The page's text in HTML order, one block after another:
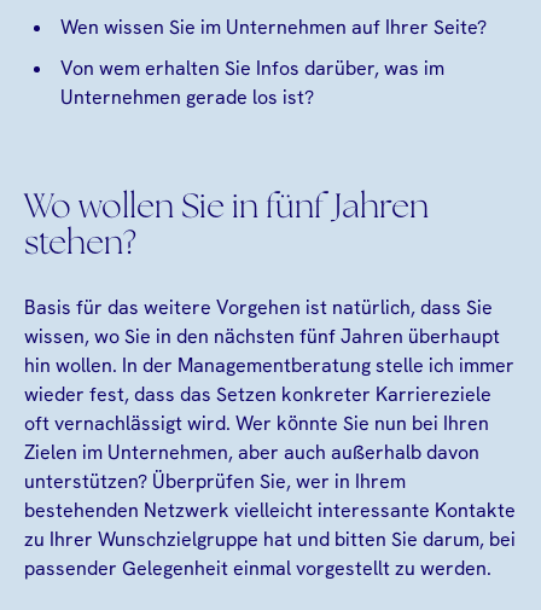
Wen wissen Sie im Unternehmen auf Ihrer Seite?
Von wem erhalten Sie Infos darüber, was im
Unternehmen gerade los ist?
Wo wollen Sie in fünf Jahren
stehen?
Basis für das weitere Vorgehen ist natürlich, dass Sie
wissen, wo Sie in den nächsten fünf Jahren überhaupt
hin wollen. In der Managementberatung stelle ich immer
wieder fest, dass das Setzen konkreter Karriereziele
oft vernachlässigt wird. Wer könnte Sie nun bei Ihren
Zielen im Unternehmen, aber auch außerhalb davon
unterstützen? Überprüfen Sie, wer in Ihrem
bestehenden Netzwerk vielleicht interessante Kontakte
zu Ihrer Wunschzielgruppe hat und bitten Sie darum, bei
passender Gelegenheit einmal vorgestellt zu werden.